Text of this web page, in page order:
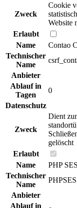
Zweck
Cookie
Website
Erlaubt
Name
Contao
Technischer
Name
Anbieter
Ablauf in
Tagen
0
Datenschutz
Zweck
Dient
gelöscht
Erlaubt
Name
PHP
Technischer
Name
Anbieter
Ablauf in